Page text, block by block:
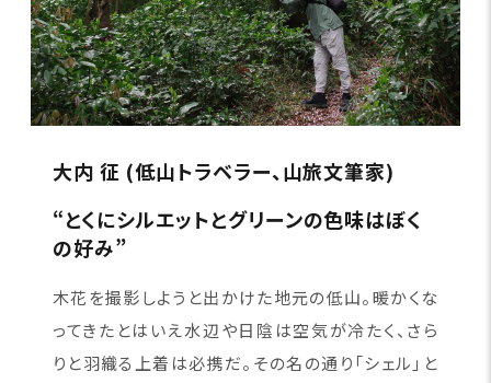
大内 征 (低山トラベラー、山旅文筆家)
“とくにシルエットとグリーンの色味はぼく
の好み”
木花を撮影しようと出かけた地元の低山。暖かくな
ってきたとはいえ水辺や日陰は空気が冷たく、さら
りと羽織る上着は必携だ。その名の通り「シェル」と